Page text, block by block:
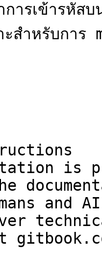
าการเข้าร
สำหรับการ
is
and